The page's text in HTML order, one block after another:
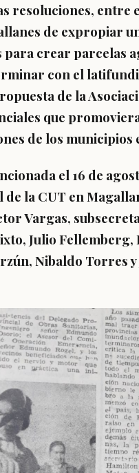
resoluciones, entre
de expropiar
para crear parcelas
con el
de la
que
de los municipios
el 16 de
la CUT en
Vargas,
Julio Fellemberg,
Nibaldo Torres